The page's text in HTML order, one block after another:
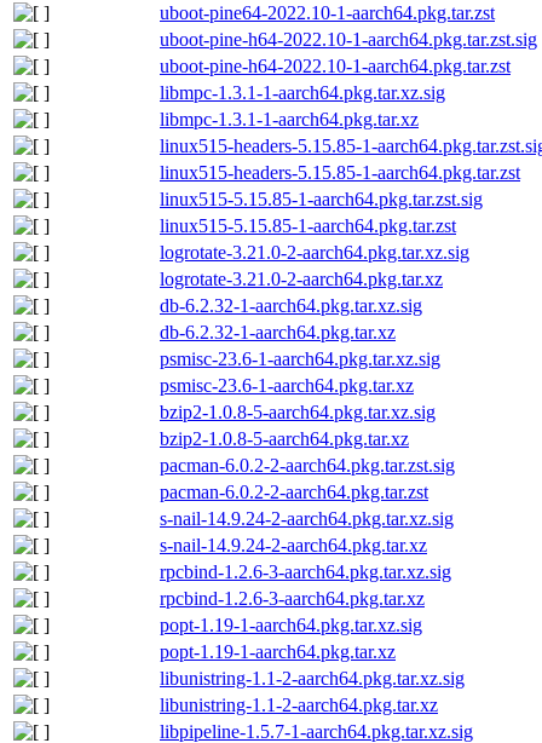
uboot-pine64-2022.10-1-aarch64.pkg.tar.zst
uboot-pine-h64-2022.10-1-aarch64.pkg.tar.zst.sig
uboot-pine-h64-2022.10-1-aarch64.pkg.tar.zst
libmpc-1.3.1-1-aarch64.pkg.tar.xz.sig
libmpc-1.3.1-1-aarch64.pkg.tar.xz
linux515-headers-5.15.85-1-
linux515-headers-5.15.85-1-aarch64.pkg.tar.zst
linux515-5.15.85-1-aarch64.pkg.tar.zst.sig
linux515-5.15.85-1-aarch64.pkg.tar.zst
logrotate-3.21.0-2-aarch64.pkg.tar.xz.sig
logrotate-3.21.0-2-aarch64.pkg.tar.xz
db-6.2.32-1-aarch64.pkg.tar.xz.sig
db-6.2.32-1-aarch64.pkg.tar.xz
psmisc-23.6-1-aarch64.pkg.tar.xz.sig
psmisc-23.6-1-aarch64.pkg.tar.xz
bzip2-1.0.8-5-aarch64.pkg.tar.xz.sig
bzip2-1.0.8-5-aarch64.pkg.tar.xz
pacman-6.0.2-2-aarch64.pkg.tar.zst.sig
pacman-6.0.2-2-aarch64.pkg.tar.zst
s-nail-14.9.24-2-aarch64.pkg.tar.xz.sig
s-nail-14.9.24-2-aarch64.pkg.tar.xz
rpcbind-1.2.6-3-aarch64.pkg.tar.xz.sig
rpcbind-1.2.6-3-aarch64.pkg.tar.xz
popt-1.19-1-aarch64.pkg.tar.xz.sig
popt-1.19-1-aarch64.pkg.tar.xz
libunistring-1.1-2-aarch64.pkg.tar.xz.sig
libunistring-1.1-2-aarch64.pkg.tar.xz
libpipeline-1.5.7-1-aarch64.pkg.tar.xz.sig